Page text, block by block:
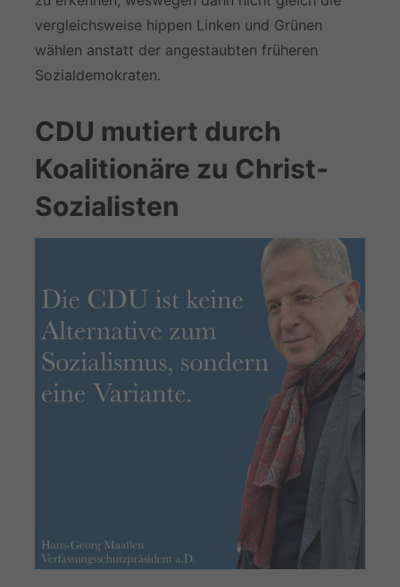
vergleichsweise hippen Linken und Grünen
wählen anstatt der angestaubten früheren
Sozialdemokraten.
CDU mutiert durch
Koalitionäre zu Christ-
Sozialisten